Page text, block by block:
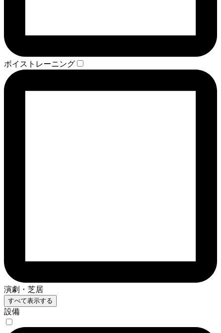
ボイストレーニング
演劇・芝居
すべて表示する
設備